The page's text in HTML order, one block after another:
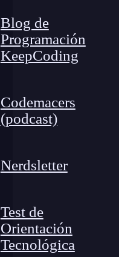
Blog de
Programación
KeepCoding
Codemacers
(podcast)
Nerdsletter
Test de
Orientación
Tecnológica